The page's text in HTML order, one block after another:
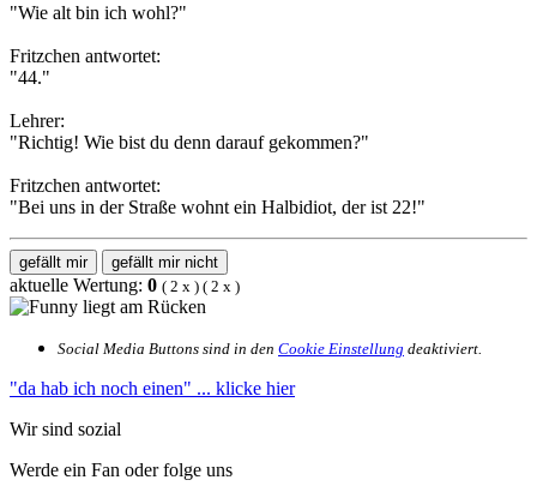
"Wie alt bin ich wohl?"
Fritzchen antwortet:
"44."
Lehrer:
"Richtig! Wie bist du denn darauf gekommen?"
Fritzchen antwortet:
"Bei uns in der Straße wohnt ein Halbidiot, der ist 22!"
gefällt mir gefällt mir nicht
aktuelle Wertung: 0 ( 2 x ) ( 2 x )
Social Media Buttons sind in den Cookie Einstellung deaktiviert.
"da hab ich noch einen" ... klicke hier
Wir sind sozial
Werde ein Fan oder folge uns